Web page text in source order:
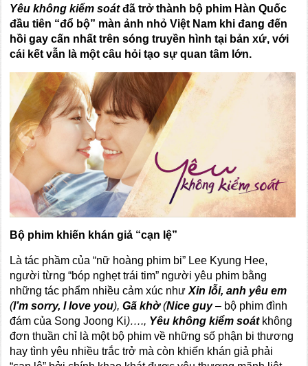
Yêu không kiểm soátđã trở thành bộ phim Hàn Quốc
đầu tiên “đổ bộ” màn ảnh nhỏ Việt Nam khi đang đến
hồi gay cấn nhất trên sóng truyền hình tại bản xứ, với
cái kết vẫn là một câu hỏi tạo sự quan tâm lớn.
Bộ phim khiến khán giả “cạn lệ”
Là tác phầm của “nữ hoàng phim bi” Lee Kyung Hee,
người từng “bóp nghẹt trái tim” người yêu phim bằng
những tác phẩm nhiều cảm xúc nhưXin lỗi, anh yêu em
(I’m sorry, I love you),Gã khờ(Nice guy– bộ phim đình
đám của Song Joong Ki)…., Yêu không kiểm soát không
đơn thuần chỉ là một bộ phim về những số phận bi thương
hay tình yêu nhiều trắc trở mà còn khiến khán giả phải